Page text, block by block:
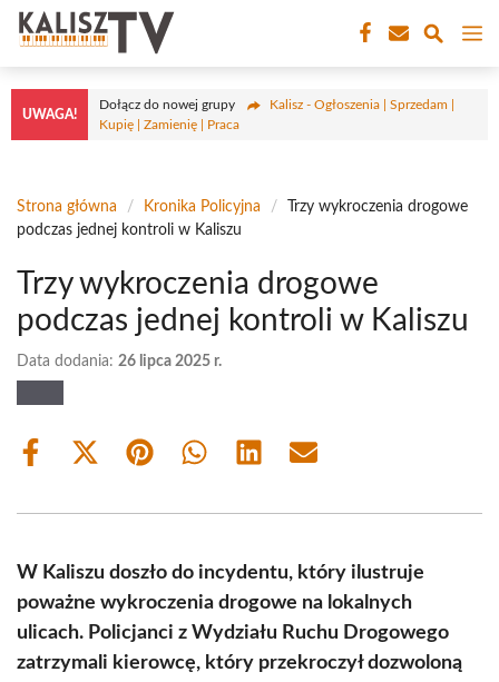
Przejdź
treści
UWAGA!
Dołącz do nowej grupy
Kalisz - Ogłoszenia | Sprzedam |
Kupię | Zamienię | Praca
Strona główna / Kronika Policyjna /
Trzy wykroczenia drogowe
podczas jednej kontroli w Kaliszu
Trzy wykroczenia drogowe
podczas jednej kontroli w Kaliszu
Data dodania: 26 lipca 2025 r.
Share
Share
(Twitter)
Share Share Share Share
W Kaliszu doszło do incydentu, który ilustruje
poważne wykroczenia drogowe na lokalnych
ulicach. Policjanci z Wydziału Ruchu Drogowego
zatrzymali kierowcę, który przekroczył dozwoloną